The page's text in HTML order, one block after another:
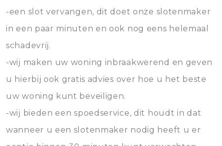
-een slot vervangen, dit doet onze slotenmaker
in een paar minuten en ook nog eens helemaal
schadevrij.
-wij maken uw woning inbraakwerend en geven
u hierbij ook gratis advies over hoe u het beste
uw woning kunt beveiligen.
-wij bieden een spoedservice, dit houdt in dat
wanneer u een slotenmaker nodig heeft u er